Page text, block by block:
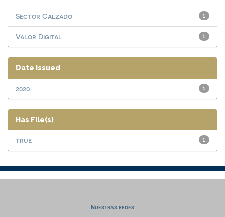
1
Sector Calzado
1
Valor Digital
Date issued
1
2020
Has File(s)
1
true
Nuestras redes